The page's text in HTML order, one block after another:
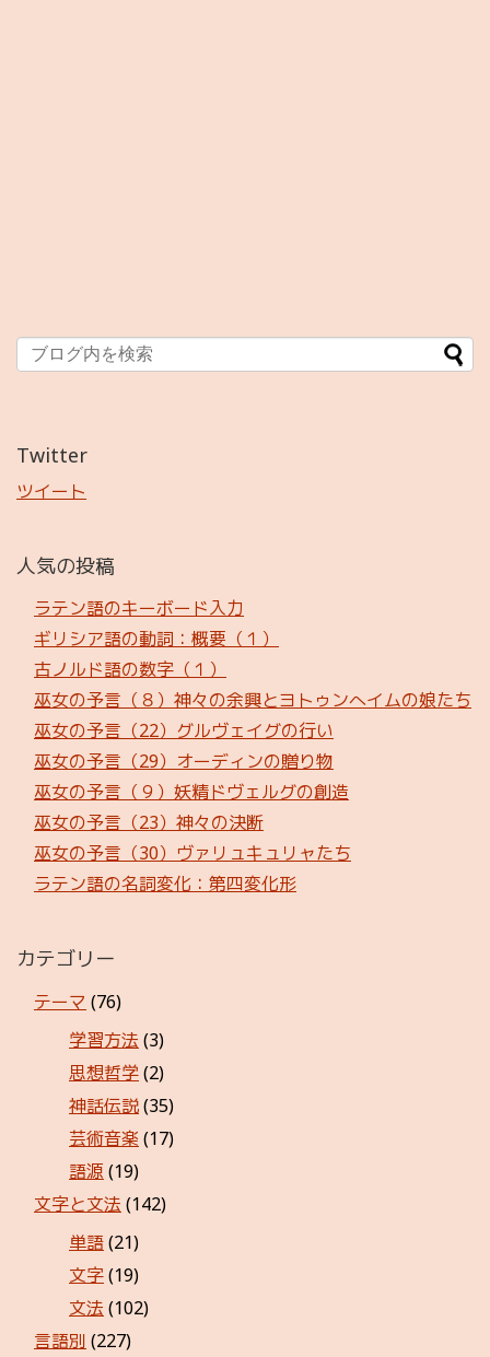
Twitter
ツイート
人気の投稿
ラテン語のキーボード入力
ギリシア語の動詞：概要（１）
古ノルド語の数字（１）
巫女の予言（８）神々の余興とヨトゥンへイムの娘たち
巫女の予言（22）グルヴェイグの行い
巫女の予言（29）オーディンの贈り物
巫女の予言（９）妖精ドヴェルグの創造
巫女の予言（23）神々の決断
巫女の予言（30）ヴァリュキュリャたち
ラテン語の名詞変化：第四変化形
カテゴリー
テーマ (76)
学習方法 (3)
思想哲学(2)
神話伝説(35)
芸術音楽 (17)
語源 (19)
文字と文法 (142)
単語(21)
文字(19)
文法 (102)
言語別 (227)